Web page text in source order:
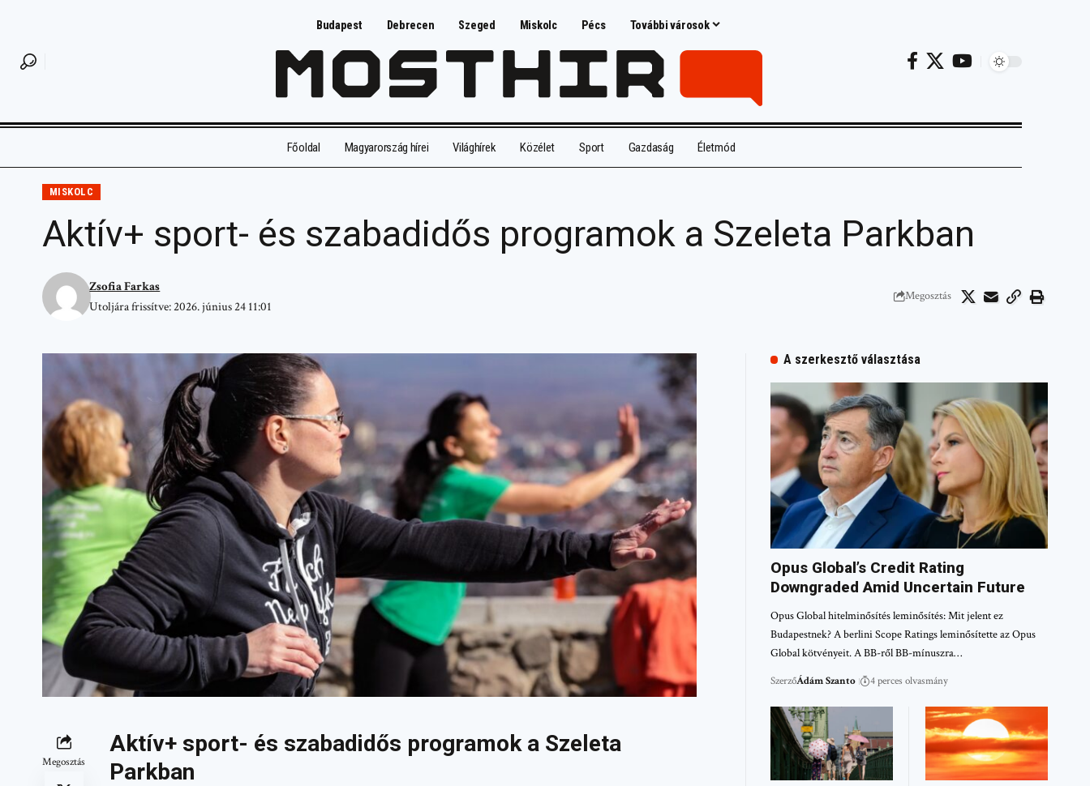
Budapest Debrecen Szeged Miskolc Pécs További városok
Főoldal Magyarország hírei Világhírek Közélet Sport Gazdaság Életmód
MISKOLC
Aktív+ sport- és szabadidős programok a Szeleta Parkban
Utoljára frissítve: 2026. június 24 11:01
Zsofia Farkas
Megosztás
Megosztás
Aktív+ sport- és szabadidős programok a Szeleta
Parkban
A szerkesztő választása
Opus Global’s Credit Rating
Downgraded Amid Uncertain Future
Opus Global hitelminősítés leminősítés: Mit jelent ez
Budapestnek? A berlini Scope Ratings leminősítette az Opus
Global kötvényeit. A BB-ről BB-mínuszra…
SzerzőÁdám Szanto 4 perces olvasmány